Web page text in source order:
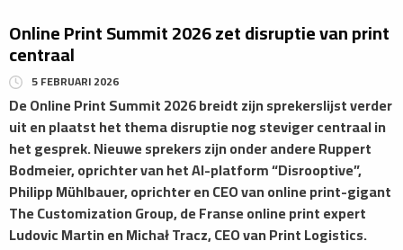
Online Print Summit 2026 zet disruptie van print
centraal
5 FEBRUARI 2026
​De Online Print Summit 2026 breidt zijn sprekerslijst verder
uit en plaatst het thema disruptie nog steviger centraal in
het gesprek. Nieuwe sprekers zijn onder andere Ruppert
Bodmeier, oprichter van het AI-platform “Disrooptive”,
Philipp Mühlbauer, oprichter en CEO van online print-gigant
The Customization Group, de Franse online print expert
Ludovic Martin en Michał Tracz, CEO van Print Logistics.